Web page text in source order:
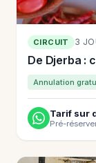
CIRCUIT 3
De Djerba :
Annulation
Tarif sur
Pré-